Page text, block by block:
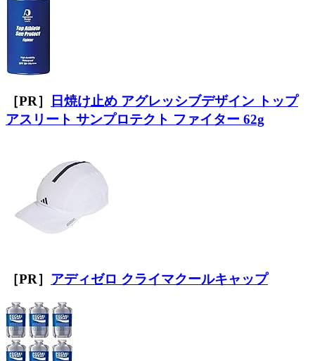
［PR］
日焼け止め アグレッシブデザイン トップ
アスリート サンプロテクト ファイター 62g
［PR］ アディゼロ クライマクールキャップ